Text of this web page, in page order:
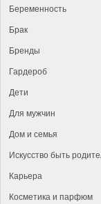
Беременность
Брак
Бренды
Гардероб
Дети
Для мужчин
Дом и семья
Искусство быть
Карьера
Косметика и парфюм